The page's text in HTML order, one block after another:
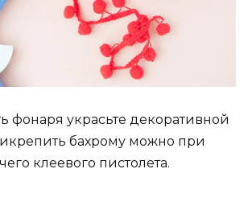
фонаря украсьте декоративной
бахрому можно при
клеевого пистолета.